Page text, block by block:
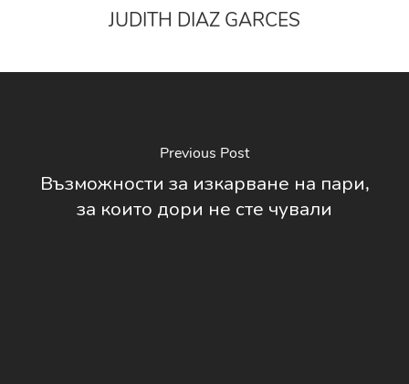
JUDITH DIAZ GARCES
Previous Post
Възможности за изкарване на пари,
за които дори не сте чували